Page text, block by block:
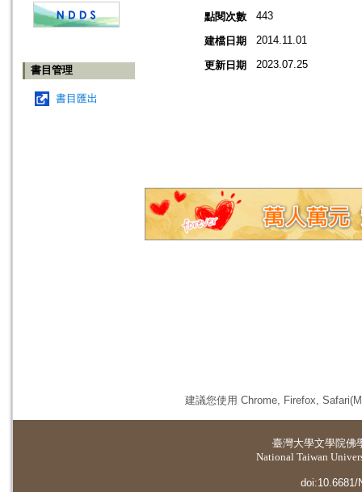
書目管理
書目匯出
點閱次數
443
建檔日期 2014.11.01
更新日期 2023.07.25
建議您使用 Chrome, Firefox,
臺灣大學文學院佛
National Taiwan
doi:10.6681/